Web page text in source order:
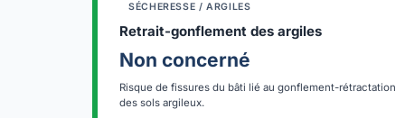
SÉCHERESSE / ARGILES
Retrait-gonflement des argiles
Non concerné
Risque de fissures du bâti lié au gonflement-rétractation
des sols argileux.